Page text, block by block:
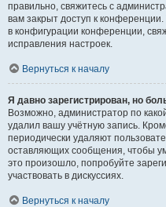
правильно, свяжитесь с
вам закрыт доступ к
в конфигурации конференции,
исправления настроек.
Вернуться к началу
Я давно зарегистрирован, но
Возможно, администратор по
удалил вашу учётную запись.
периодически удаляют
оставляющих сообщения, чтобы
это произошло, попробуйте
участвовать в дискуссиях.
Вернуться к началу